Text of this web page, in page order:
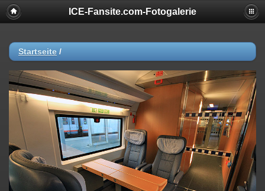
ICE-Fansite.com-Fotogalerie
Startseite /